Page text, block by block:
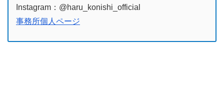
Instagram：@haru_konishi_official
事務所個人ページ